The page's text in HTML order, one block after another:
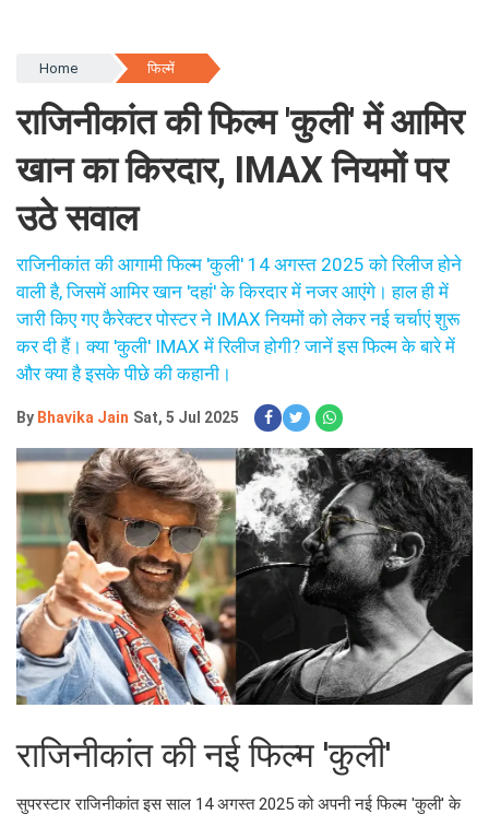
Home फिल्में
राजिनीकांत की फिल्म 'कुली' में आमिर
खान का किरदार, IMAX नियमों पर
उठे सवाल
राजिनीकांत की आगामी फिल्म 'कुली' 14 अगस्त 2025 को रिलीज होने
वाली है, जिसमें आमिर खान 'दहां' के किरदार में नजर आएंगे। हाल ही में
जारी किए गए कैरेक्टर पोस्टर ने IMAX नियमों को लेकर नई चर्चाएं शुरू
कर दी हैं। क्या 'कुली' IMAX में रिलीज होगी? जानें इस फिल्म के बारे में
और क्या है इसके पीछे की कहानी।
By Bhavika Jain Sat, 5 Jul 2025
राजिनीकांत की नई फिल्म 'कुली'
सुपरस्टार राजिनीकांत इस साल 14 अगस्त 2025 को अपनी नई फिल्म 'कुली' के